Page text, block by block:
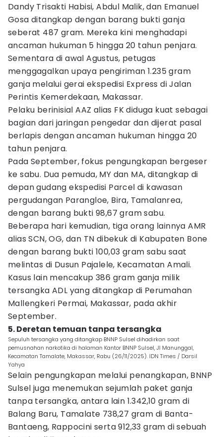
Dandy Trisakti Habisi, Abdul Malik, dan Emanuel
Gosa ditangkap dengan barang bukti ganja
seberat 487 gram. Mereka kini menghadapi
ancaman hukuman 5 hingga 20 tahun penjara.
Sementara di awal Agustus, petugas
menggagalkan upaya pengiriman 1.235 gram
ganja melalui gerai ekspedisi Express di Jalan
Perintis Kemerdekaan, Makassar.
Pelaku berinisial AAZ alias FK diduga kuat sebagai
bagian dari jaringan pengedar dan dijerat pasal
berlapis dengan ancaman hukuman hingga 20
tahun penjara.
Pada September, fokus pengungkapan bergeser
ke sabu. Dua pemuda, MY dan MA, ditangkap di
depan gudang ekspedisi Parcel di kawasan
pergudangan Parangloe, Bira, Tamalanrea,
dengan barang bukti 98,67 gram sabu.
Beberapa hari kemudian, tiga orang lainnya AMR
alias SCN, OG, dan TN dibekuk di Kabupaten Bone
dengan barang bukti 100,03 gram sabu saat
melintas di Dusun Pajalele, Kecamatan Amali.
Kasus lain mencakup 386 gram ganja milik
tersangka ADL yang ditangkap di Perumahan
Mallengkeri Permai, Makassar, pada akhir
September.
5. Deretan temuan tanpa tersangka
Sepuluh tersangka yang ditangkap BNNP Sulsel dihadirkan saat
pemusnahan narkotika di halaman Kantor BNNP Sulsel, Jl Manunggal,
Kecamatan Tamalate, Makassar, Rabu (26/11/2025). IDN Times / Darsil
Yahya
Selain pengungkapan melalui penangkapan, BNNP
Sulsel juga menemukan sejumlah paket ganja
tanpa tersangka, antara lain 1.342,10 gram di
Balang Baru, Tamalate 738,27 gram di Banta-
Bantaeng, Rappocini serta 912,33 gram di sebuah